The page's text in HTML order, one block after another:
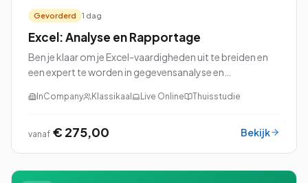
Gevorderd 1 dag
Excel: Analyse en Rapportage
Ben je klaar om je Excel-vaardigheden uit te breiden en
een expert te worden in gegevensanalyse en
Rapportage perfect voor jou!
InCompany Klassikaal Live Online Thuisstudie
vanaf € 275,00 Bekijk